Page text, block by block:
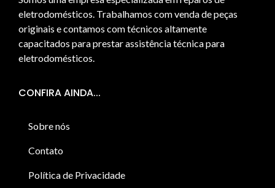
eletrodomésticos. Trabalhamos com venda de peças
originais e contamos com técnicos altamente
capacitados para prestar assistência técnica para
eletrodomésticos.
CONFIRA AINDA...
Sobre nós
Contato
Política de Privacidade